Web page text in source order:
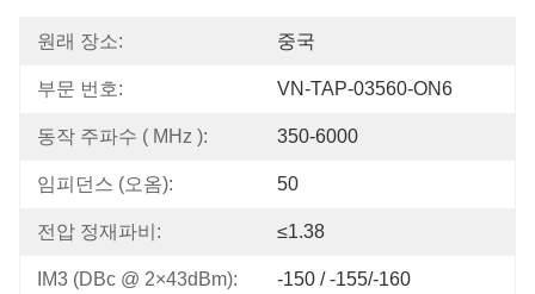
원래 장소: 중국
부문 번호: VN-TAP-03560-ON6
동작 주파수 ( MHz ): 350-6000
임피던스 (오옴): 50
전압 정재파비: ≤1.38
IM3 (dBc @ 2×43dBm): -150 / -155/-160